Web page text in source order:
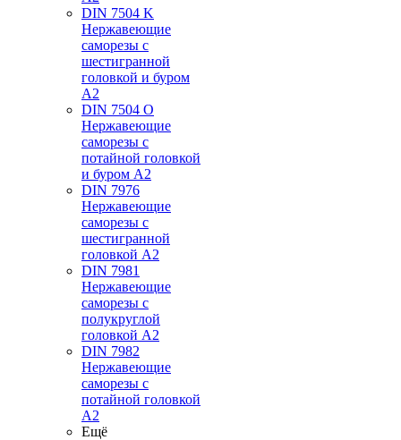
DIN 7504 K
Нержавеющие
саморезы с
шестигранной
головкой и буром
А2
DIN 7504 O
Нержавеющие
саморезы с
потайной головкой
и буром А2
DIN 7976
Нержавеющие
саморезы с
шестигранной
головкой А2
DIN 7981
Нержавеющие
саморезы с
полукруглой
головкой А2
DIN 7982
Нержавеющие
саморезы с
потайной головкой
А2
Ещё